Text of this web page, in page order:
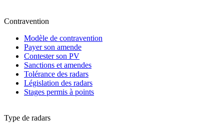
Contravention
Modèle de contravention
Payer son amende
Contester son PV
Sanctions et amendes
Tolérance des radars
Législation des radars
Stages permis à points
Type de radars